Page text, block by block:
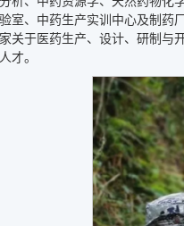
室、中药生产实训中心及制
关于医药生产、设计、研制
才。